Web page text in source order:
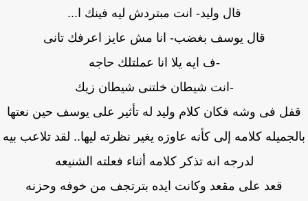
قال وليد- انت مبتردش ليه فينك ا...
قال يوسف بغضب- انا مش عايز اعرفك تانى
-ف ايه يلا انا عملتلك حاجه
-انت شيطان خلتنى شيطان زيك
فى وشه فكان كلام وليد له تأثير على يوسف حين نعتها
كلامه إلى كأنه عاوزه يغير نظرته ليها.. لقد تلاعب بيه
لدرجه انه تذكر كلامه أثناء فعلته الشنيعه
قعد على مقعد وكانت ايده بترتجف من خوفه وحزنه